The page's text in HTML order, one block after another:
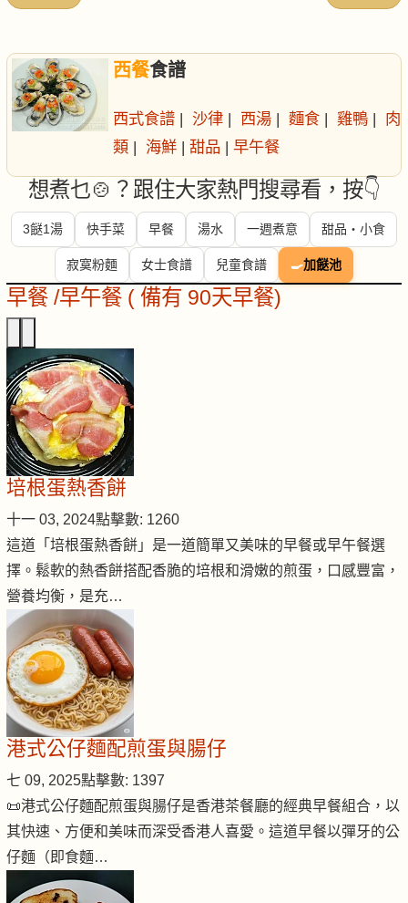
西餐食譜
西式食譜 | 沙律 | 西湯 | 麵食 | 雞鴨 | 肉
類 | 海鮮 | 甜品 | 早午餐
想煮乜🍲？跟住大家熱門搜尋看，按👇
3餸1湯 快手菜 早餐 湯水 一週煮意 甜品・小食
寂寞粉麵 女士食譜 兒童食譜 🍳加餸池
早餐 /早午餐 ( 備有 90天早餐)
培根蛋熱香餅
十一 03, 2024點擊數: 1260
這道「培根蛋熱香餅」是一道簡單又美味的早餐或早午餐選
擇。鬆軟的熱香餅搭配香脆的培根和滑嫩的煎蛋，口感豐富，
營養均衡，是充…
港式公仔麵配煎蛋與腸仔
七 09, 2025點擊數: 1397
📜港式公仔麵配煎蛋與腸仔是香港茶餐廳的經典早餐組合，以
其快速、方便和美味而深受香港人喜愛。這道早餐以彈牙的公
仔麵（即食麵…